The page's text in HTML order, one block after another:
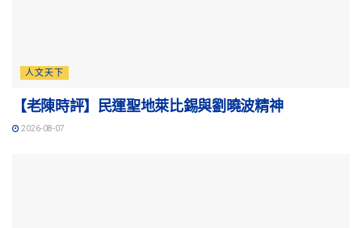
人文天下
【老陳時評】民運聖地萊比錫與劉曉波精神
2026-08-07